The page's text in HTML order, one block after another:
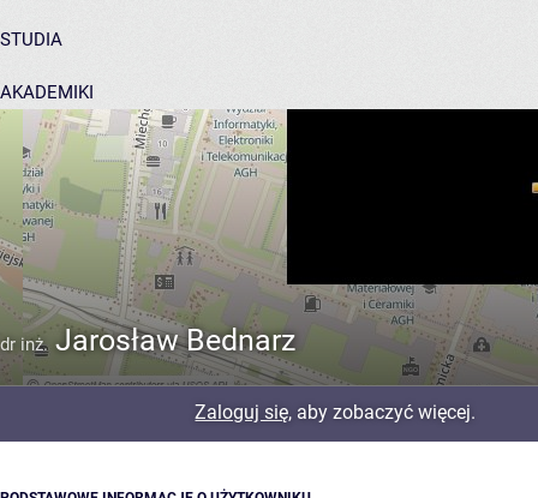
STUDIA
AKADEMIKI
POMOC
dr inż. Jarosław Bednarz
Zaloguj się, aby zobaczyć więcej.